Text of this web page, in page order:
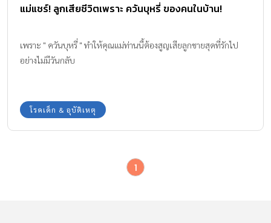
แม่แชร์! ลูกเสียชีวิตเพราะ ควันบุหรี่ ของคนในบ้าน!
เพราะ " ควันบุหรี่ " ทำให้คุณแม่ท่านนี้ต้องสูญเสียลูกชายสุดที่รักไป
อย่างไม่มีวันกลับ
โรคเด็ก & อุบัติเหตุ
1